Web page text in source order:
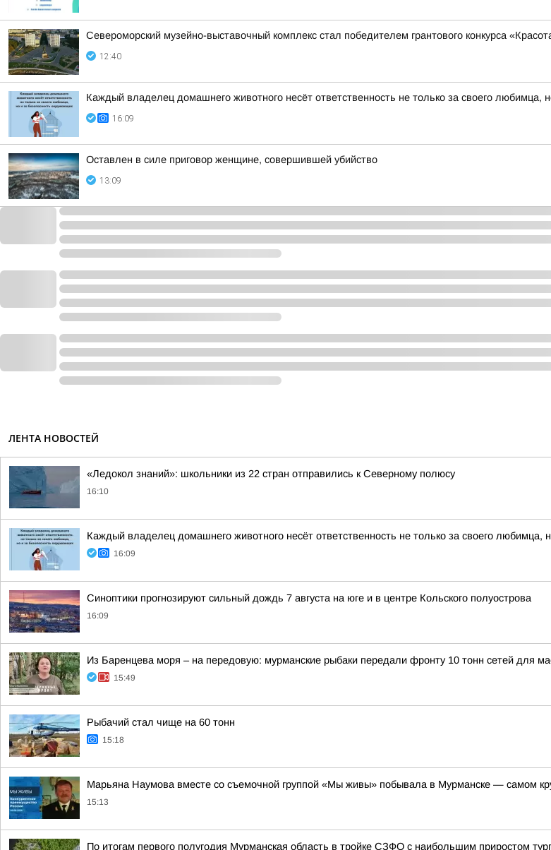
Североморский музейно-выставочный комплекс стал победителем грантового конкурса
12:40
Каждый владелец домашнего животного несёт ответственность не только за своего любимца,
16:09
Оставлен в силе приговор женщине, совершившей убийство
13:09
ЛЕНТА НОВОСТЕЙ
«Ледокол знаний»: школьники из 22 стран отправились к Северному полюсу
16:10
Каждый владелец домашнего животного несёт ответственность не только за своего любимца,
16:09
Синоптики прогнозируют сильный дождь 7 августа на юге и в центре Кольского полуострова
16:09
Из Баренцева моря – на передовую: мурманские рыбаки передали фронту 10 тонн сетей для
15:49
Рыбачий стал чище на 60 тонн
15:18
Марьяна Наумова вместе со съемочной группой «Мы живы» побывала в Мурманске — самом
15:13
По итогам первого полугодия Мурманская область в тройке СЗФО с наибольшим приростом